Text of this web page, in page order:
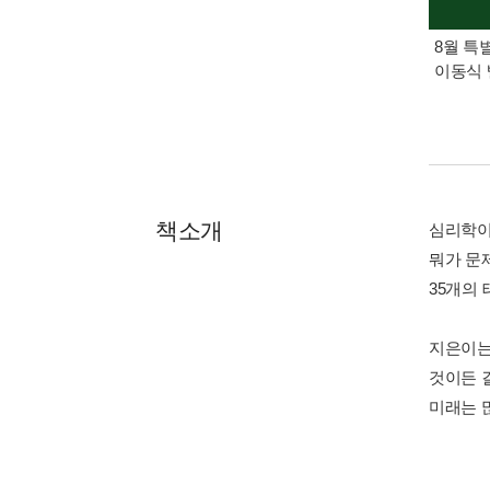
8월 특
이동식
책소개
심리학
뭐가 문
35개의
지은이
것이든
미래는